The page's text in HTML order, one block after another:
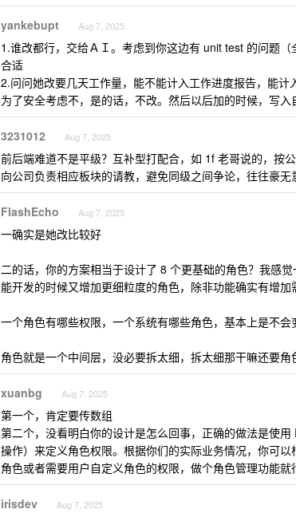
yankebupt Aug 7, 2025
1.谁改都行，交给ＡＩ。考虑到你这边有 unit test 的问题
合适
2.问问她改要几天工作量，能不能计入工作进度报告，能
为了安全考虑不，是的话，不改。然后以后加的时候，写入
3231012 Aug 7, 2025
前后端难道不是平级？互补型打配合，如 1f 老哥说的，按
向公司负责相应板块的请教，避免同级之间争论，往往豪无
FlashEcho Aug 7, 2025
一确实是她改比较好
二的话，你的方案相当于设计了 8 个更基础的角色？我感
能开发的时候又增加更细粒度的角色，除非功能确实有增加
一个角色有哪些权限，一个系统有哪些角色，基本上是不
角色就是一个中间层，没必要拆太细，拆太细那干嘛还要
xuanbg Aug 7, 2025
第一个，肯定要传数组
第二个，没看明白你的设计是怎么回事，正确的做法是使用
操作）来定义角色权限。根据你们的实际业务情况，你可
角色或者需要用户自定义角色的权限，做个角色管理功能就
irisdev Aug 7, 2025